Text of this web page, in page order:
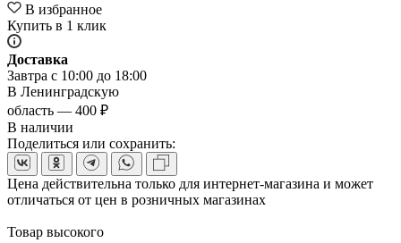
В избранное
Купить в 1 клик
Доставка
Завтра с 10:00 до 18:00
В Ленинградскую
область — 400 ₽
В наличии
Поделиться или сохранить:
Цена действительна только для интернет-магазина и может
отличаться от цен в розничных магазинах
Товар высокого